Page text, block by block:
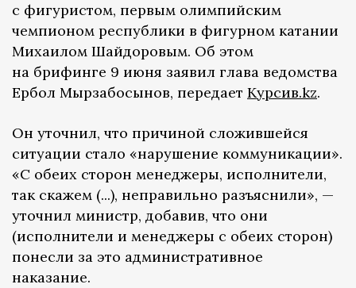
с фигуристом, первым олимпийским
чемпионом республики в фигурном катании
Михаилом Шайдоровым. Об этом
на брифинге 9 июня заявил глава ведомства
Ербол Мырзабосынов, передает Курсив.kz.
Он уточнил, что причиной сложившейся
ситуации стало «нарушение коммуникации».
«С обеих сторон менеджеры, исполнители,
так скажем (...), неправильно разъяснили», —
уточнил министр, добавив, что они
(исполнители и менеджеры с обеих сторон)
понесли за это административное
наказание.